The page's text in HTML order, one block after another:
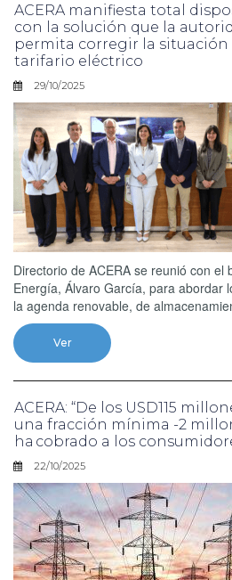
ACERA manifiesta total
con la solución que la
permita corregir la situación
tarifario eléctrico
29/10/2025
Directorio de ACERA se reunió con el
Energía, Álvaro García, para abordar
la agenda renovable, de
Ver
ACERA: “De los USD115
una fracción mínima -2
ha cobrado a los
22/10/2025